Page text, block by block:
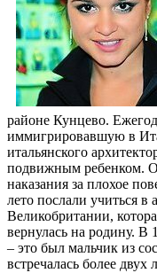
районе Кунцево.
иммигрировавшую в
итальянского
подвижным ребенком.
наказания за плохое
лето послали учиться
Великобритании,
вернулась на родину. В
– это был мальчик из
встречалась более двух